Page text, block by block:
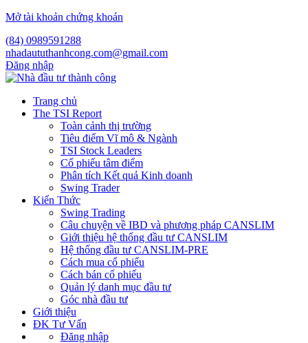
Mở tài khoản chứng khoán
(84) 0989591288
nhadaututhanhcong.com@gmail.com
Đăng nhập
Trang chủ
The TSI Report
Toàn cảnh thị trường
Tiêu điểm Vĩ mô & Ngành
TSI Stock Leaders
Cổ phiếu tâm điểm
Phân tích Kết quả Kinh doanh
Swing Trader
Kiến Thức
Swing Trading
Câu chuyện về IBD và phương pháp CANSLIM
Giới thiệu hệ thống đầu tư CANSLIM
Hệ thống đầu tư CANSLIM-PRE
Cách mua cổ phiếu
Cách bán cổ phiếu
Quản lý danh mục đầu tư
Góc nhà đầu tư
Giới thiệu
ĐK Tư Vấn
Đăng nhập